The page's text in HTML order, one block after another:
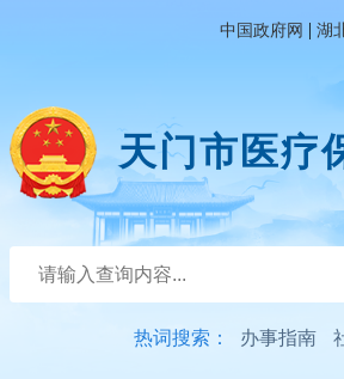
中国政府网 | 湖
天门市医疗
热词搜索： 办事指南